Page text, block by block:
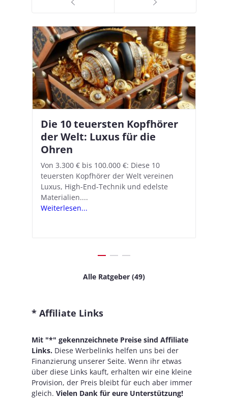
Die 10 teuersten Kopfhörer
der Welt: Luxus für die
Ohren
Von 3.300 € bis 100.000 €: Diese 10
teuersten Kopfhörer der Welt vereinen
Luxus, High-End-Technik und edelste
Materialien....
Weiterlesen...
Apple AirPods Pro 2 und iOS
18.1: So richtet ihr das neue
Hörgeräte-Feature ein
Mit iOS 18.1 und den AirPods Pro 2
verwandelt Apple seine In-Ear-Kopfhörer
in kostengünstige Hörhilfen. In wenigen
Schritten...
Weiterlesen...
Alle Ratgeber (49)
* Affiliate Links
Mit "*" gekennzeichnete Preise sind Affiliate
Links. Diese Werbelinks helfen uns bei der
Finanzierung unserer Seite. Wenn ihr etwas
über diese Links kauft, erhalten wir eine kleine
Provision, der Preis bleibt für euch aber immer
gleich. Vielen Dank für eure Unterstützung!